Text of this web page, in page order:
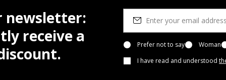
newsletter:
receive a
Prefer not to say
Woman
I have read and understood